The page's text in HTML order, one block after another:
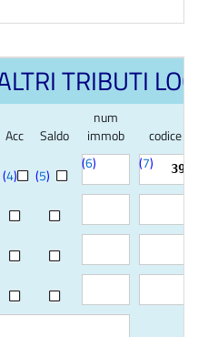
TRIBUTI
Acc Saldo
num
immob
codice
(4) (5)
(6) (7)